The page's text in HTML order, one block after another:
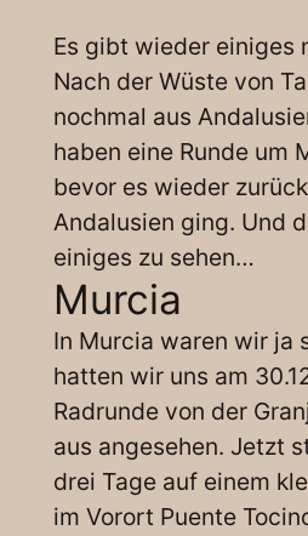
Es gibt wieder einiges
Nach der Wüste von
nochmal aus
haben eine Runde um
bevor es wieder
Andalusien ging. Und
einiges zu sehen…
Murcia
In Murcia waren wir ja
hatten wir uns am
Radrunde von der
aus angesehen. Jetzt
drei Tage auf einem
im Vorort Puente